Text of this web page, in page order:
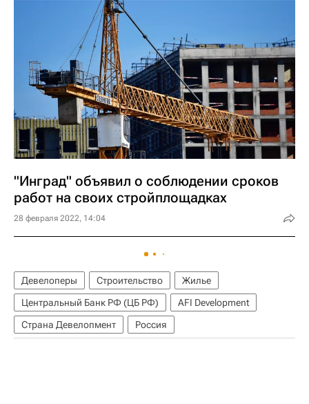
"Инград" объявил о соблюдении сроков
работ на своих стройплощадках
28 февраля 2022, 14:04
Девелоперы Строительство
Жилье
Центральный Банк РФ (ЦБ РФ)
AFI Development
Страна Девелопмент
Россия